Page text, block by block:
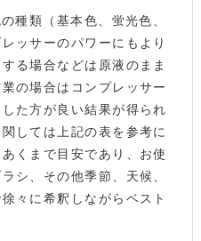
種類（基本色、蛍光色、
ッサーのパワーにもより
る場合などは原液のまま
の場合はコンプレッサー
た方が良い結果が得られ
しては上記の表を参考に
くまで目安であり、お使
シ、その他季節、天候、
々に希釈しながらベスト